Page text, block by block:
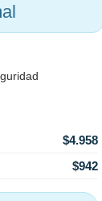
$4.958
$942